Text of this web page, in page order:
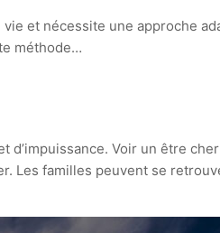
et nécessite une approche
méthode…
Voir un être
Les familles peuvent se